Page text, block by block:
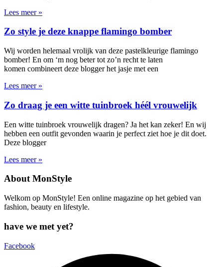
Lees meer »
Zo style je deze knappe flamingo bomber
Wij worden helemaal vrolijk van deze pastelkleurige flamingo
bomber! En om ‘m nog beter tot zo’n recht te laten
komen combineert deze blogger het jasje met een
Lees meer »
Zo draag je een witte tuinbroek héél vrouwelijk
Een witte tuinbroek vrouwelijk dragen? Ja het kan zeker! En wij
hebben een outfit gevonden waarin je perfect ziet hoe je dit doet.
Deze blogger
Lees meer »
About MonStyle
Welkom op MonStyle! Een online magazine op het gebied van
fashion, beauty en lifestyle.
have we met yet?
Facebook